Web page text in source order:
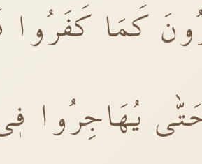
كَمَا
يُهَاجِرُوا